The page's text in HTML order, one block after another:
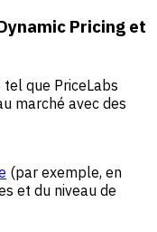
Pricing et
que PriceLabs
marché avec des
(par exemple, en
et du niveau de